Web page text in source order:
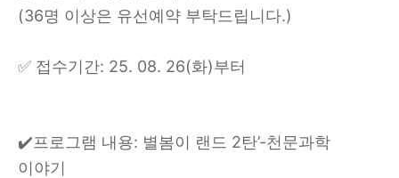
(36명 이상은 유선예약 부탁드립니다.)
✅ 접수기간: 25. 08. 26(화)부터
✔️프로그램 내용: 별봄이 랜드 2탄’-천문과학
이야기